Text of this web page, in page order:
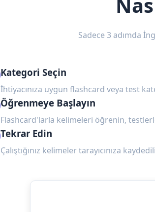
Sadece 3 adımda
Kategori Seçin
İhtiyacınıza uygun flashcard veya test
Öğrenmeye Başlayın
Flashcard'larla kelimeleri öğrenin,
Tekrar Edin
Çalıştığınız kelimeler tarayıcınıza